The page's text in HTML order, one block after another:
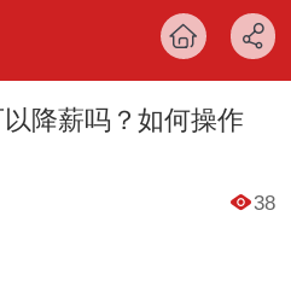
降薪吗？如何操作
38